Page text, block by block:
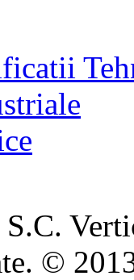
©